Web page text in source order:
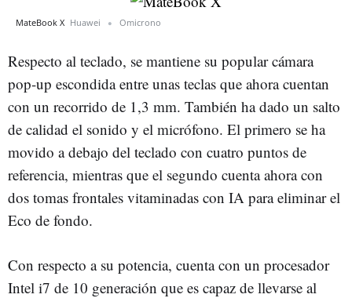
MateBook X Huawei Omicrono
Respecto al teclado, se mantiene su popular cámara
pop-up escondida entre unas teclas que ahora cuentan
con un recorrido de 1,3 mm. También ha dado un salto
de calidad el sonido y el micrófono. El primero se ha
movido a debajo del teclado con cuatro puntos de
referencia, mientras que el segundo cuenta ahora con
dos tomas frontales vitaminadas con IA para eliminar el
Eco de fondo.
Con respecto a su potencia, cuenta con un procesador
Intel i7 de 10 generación que es capaz de llevarse al